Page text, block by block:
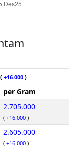
( +16.000 )
per Gram
2.705.000
( +16.000 )
2.605.000
( +16.000 )